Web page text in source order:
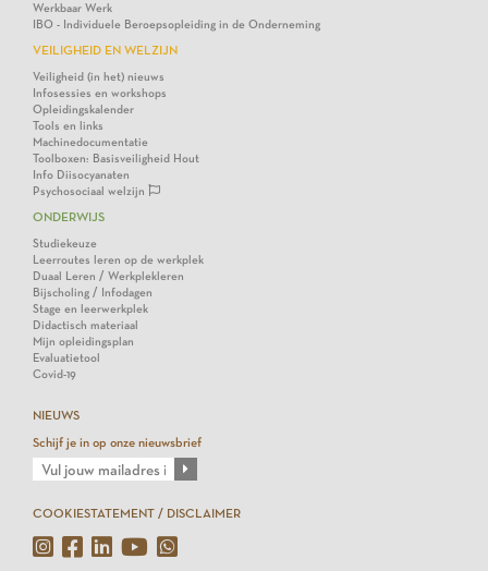
Werkbaar Werk
IBO - Individuele Beroepsopleiding in de Onderneming
VEILIGHEID EN WELZIJN
Veiligheid (in het) nieuws
Infosessies en workshops
Opleidingskalender
Tools en links
Machinedocumentatie
Toolboxen: Basisveiligheid Hout
Info Diisocyanaten
Psychosociaal welzijn
ONDERWIJS
Studiekeuze
Leerroutes leren op de werkplek
Duaal Leren / Werkplekleren
Bijscholing / Infodagen
Stage en leerwerkplek
Didactisch materiaal
Mijn opleidingsplan
Evaluatietool
Covid-19
NIEUWS
Schijf je in op onze nieuwsbrief
COOKIESTATEMENT / DISCLAIMER